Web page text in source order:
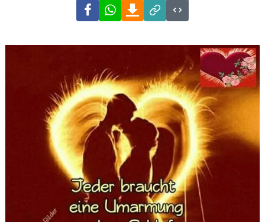
FacebookWhatsAppDownload
Link
Code